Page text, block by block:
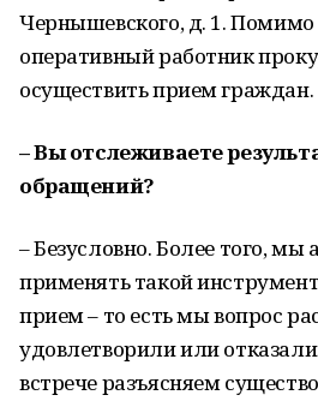
Чернышевского, д. 1.
оперативный работник
осуществить прием граждан.
– Вы отслеживаете
обращений?
– Безусловно. Более того, мы
применять такой
прием – то есть мы вопрос
удовлетворили или
встрече разъясняем